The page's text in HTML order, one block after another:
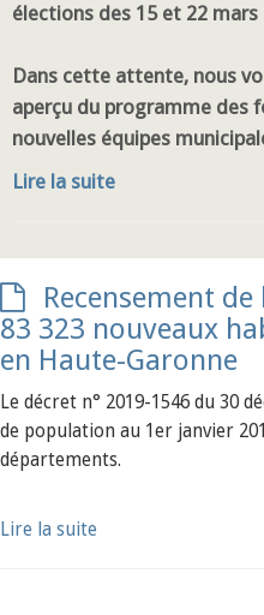
élections des 15 et 22 mars
Dans cette attente, nous
aperçu du programme des
nouvelles équipes
Lire la suite
Recensement
83 323 nouveaux
en Haute-Garonne
Le décret n° 2019-1546 du 30
de population au 1er janvier
départements.
Lire la suite